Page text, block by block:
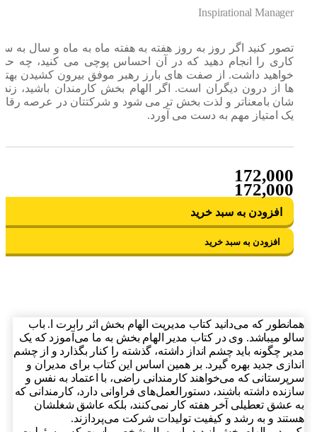
Inspirational Manager
تصور کنید اگر روز به روز هفته به هفته ماه به ماه و سال به سال،
کاری را انجام دهید که در آن احساس پوچی می کنید، چه حسی
خواهید داشت. از صفت های بارز رهبر موفق بیرون کشیدن بهترین
ها از درون دیگران است. اگر الهام بخش کارمندان باشید، زندگی
شان بامعناتر و لذت بخش تر می شود و شرکتتان در عرصه رقابت،
یک امتیاز مهم به دست می آورد.
172,000
172,000
افزودن به سبد خرید
افزودن به سبد خرید
که می‌دانید کتاب مدیریت الهام بخش اثر رابرت ا. باب
میباشد. وی در کتاب مدیر الهام بخش به ما می‌آموزد که یک
چگونه باید چشم انداز داشته، گذشته را کنار بگذارد و از چشم
جدید بهره گیرد. بر همین اساس این کتاب برای مدیران و
که می‌خواهند کارمندانی راضی، با اعتماد به نفس و
داشته باشند، دستورالعمل‌های فراوانی دارد، کارمندانی که
عشق تعطیلی آخر هفته کار نمی‌کنند، بلکه عاشق شغلشان
و به رشد و کیفیت تولیدات شرکت می‌پردازند.